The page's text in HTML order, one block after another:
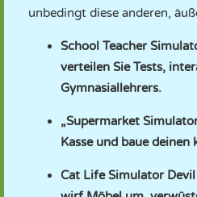
unbedingt diese anderen,
School Teacher
verteilen Sie Tests,
Gymnasiallehrers.
„Supermarket
Kasse und baue
Cat Life Simulator